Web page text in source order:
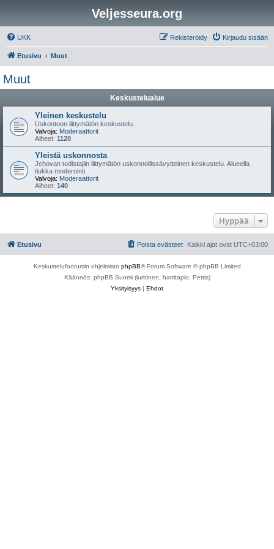
Veljesseura.org
UKK Kirjaudu sisään
Rekisteröidy
Etusivu Muut
Muut
Keskustelualue
Yleinen keskustelu
Uskontoon liittymätön keskustelu.
Valvoja: Moderaattorit
Aiheet: 1120
Yleistä uskonnosta
Jehovan todistajiin liittymätön uskonnollissävytteinen keskustelu. Alueella
tiukka moderointi.
Valvoja: Moderaattorit
Aiheet: 140
Hyppää
Etusivu Kaikki ajat ovat UTC+03:00
Poista evästeet
Keskustelufoorumin ohjelmisto phpBB® Forum Software © phpBB Limited
Käännös: phpBB Suomi (lurttinen, harritapio, Pettis)
Yksityisyys | Ehdot